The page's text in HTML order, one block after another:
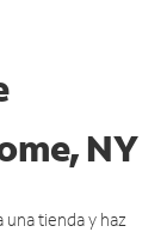
NY
tienda y haz